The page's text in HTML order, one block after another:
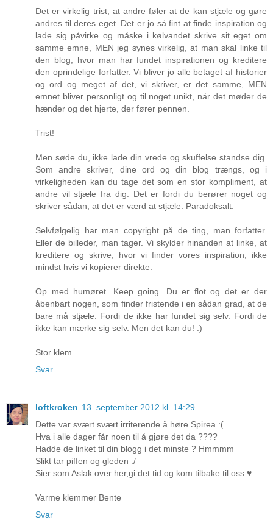
Det er virkelig trist, at andre føler at de kan stjæle og gøre
andres til deres eget. Det er jo så fint at finde inspiration og
lade sig påvirke og måske i kølvandet skrive sit eget om
samme emne, MEN jeg synes virkelig, at man skal linke til
den blog, hvor man har fundet inspirationen og kreditere
den oprindelige forfatter. Vi bliver jo alle betaget af historier
og ord og meget af det, vi skriver, er det samme, MEN
emnet bliver personligt og til noget unikt, når det møder de
hænder og det hjerte, der fører pennen.
Trist!
Men søde du, ikke lade din vrede og skuffelse standse dig.
Som andre skriver, dine ord og din blog trængs, og i
virkeligheden kan du tage det som en stor kompliment, at
andre vil stjæle fra dig. Det er fordi du berører noget og
skriver sådan, at det er værd at stjæle. Paradoksalt.
Selvfølgelig har man copyright på de ting, man forfatter.
Eller de billeder, man tager. Vi skylder hinanden at linke, at
kreditere og skrive, hvor vi finder vores inspiration, ikke
mindst hvis vi kopierer direkte.
Op med humøret. Keep going. Du er flot og det er der
åbenbart nogen, som finder fristende i en sådan grad, at de
bare må stjæle. Fordi de ikke har fundet sig selv. Fordi de
ikke kan mærke sig selv. Men det kan du! :)
Stor klem.
Svar
loftkroken 13. september 2012 kl. 14:29
Dette var svært svært irriterende å høre Spirea :(
Hva i alle dager får noen til å gjøre det da ????
Hadde de linket til din blogg i det minste ? Hmmmm
Slikt tar piffen og gleden :/
Sier som Aslak over her,gi det tid og kom tilbake til oss ♥
Varme klemmer Bente
Svar